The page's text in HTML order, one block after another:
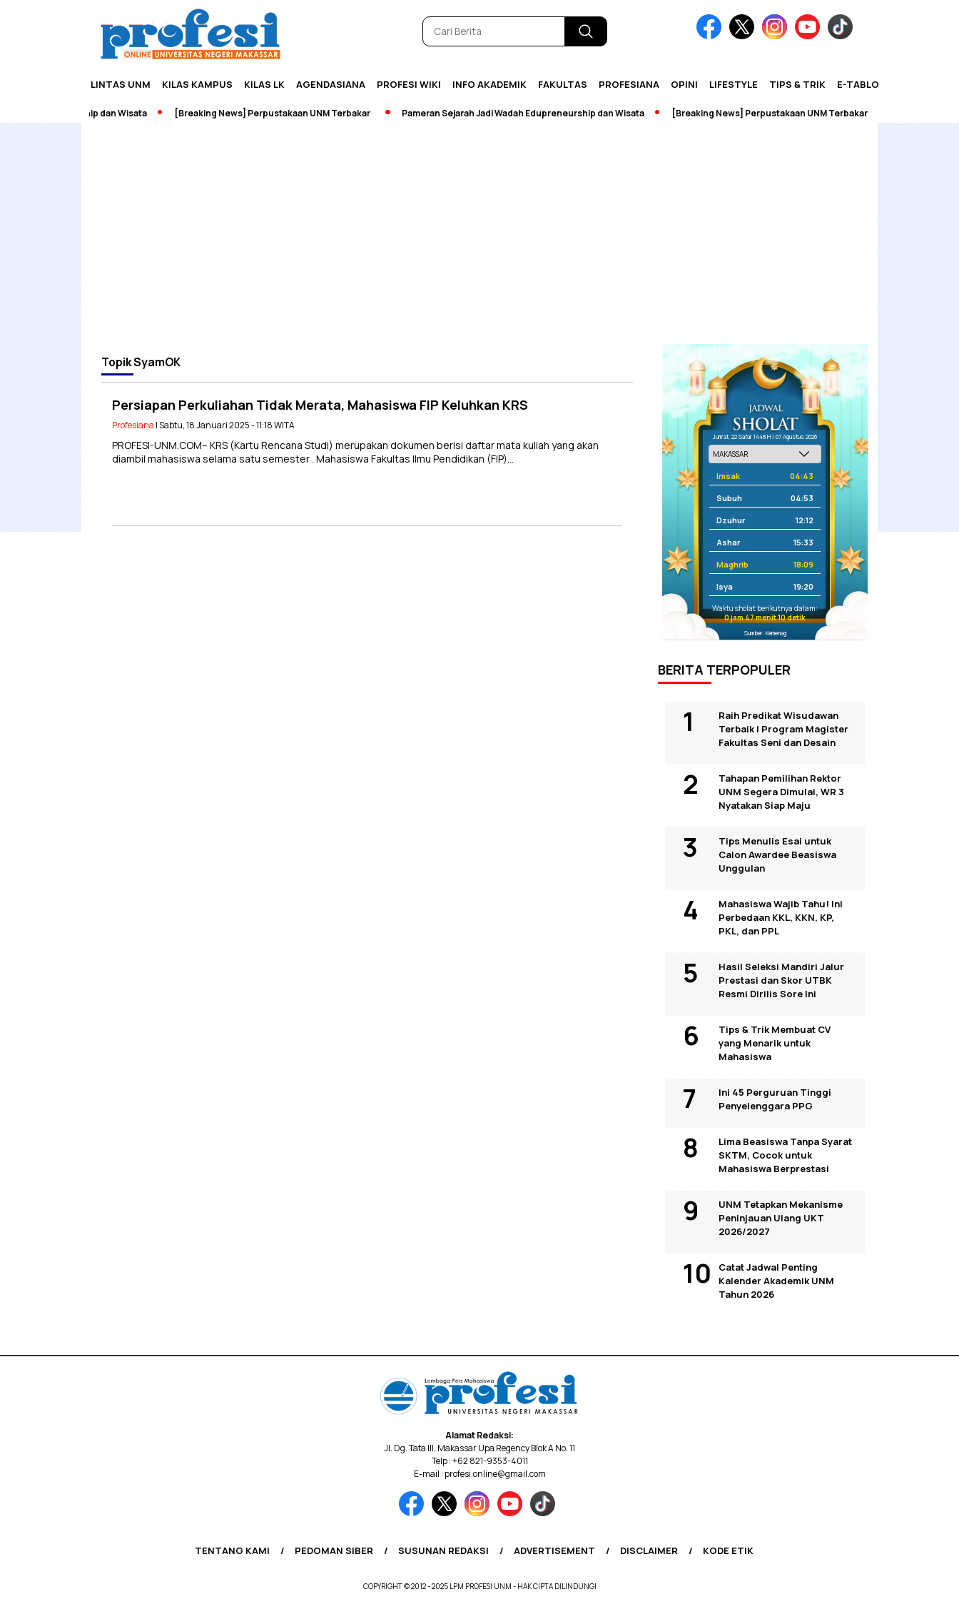
LINTAS UNM KILAS KAMPUS KILAS LK AGENDASIANA PROFESI WIKI INFO AKADEMIK FAKULTAS PROFESIANA OPINI LIFESTYLE TIPS & TRIK E-TABLOID
Edupreneurship dan Wisata [Breaking News] Perpustakaan UNM Terbakar Pameran Sejarah Jadi Wadah Edupreneurship dan Wisata [Breaking News] Perpustakaan UNM Terbakar
TopikSyamOK
Persiapan Perkuliahan Tidak Merata, Mahasiswa FIP Keluhkan KRS
Profesiana | Sabtu, 18 Januari 2025 - 11:18 WITA
PROFESI-UNM.COM– KRS (Kartu Rencana Studi) merupakan dokumen berisi daftar mata kuliah yang akan
diambil mahasiswa selama satu semester . Mahasiswa Fakultas Ilmu Pendidikan (FIP)…
Jum'at, 22 Safar 1448 H / 07 Agustus 2026
Imsak 04:43
Subuh 04:53
Dzuhur 12:12
Ashar 15:33
Maghrib 18:09
Isya 19:20
Waktu sholat berikutnya dalam:
0 jam 47 menit 10 detik
Sumber: Kemenag
BERITA TERPOPULER
Raih Predikat Wisudawan
Terbaik I Program Magister
Fakultas Seni dan Desain
Tahapan Pemilihan Rektor
UNM Segera Dimulai, WR 3
Nyatakan Siap Maju
Tips Menulis Esai untuk
Calon Awardee Beasiswa
Unggulan
Mahasiswa Wajib Tahu! Ini
Perbedaan KKL, KKN, KP,
PKL, dan PPL
Hasil Seleksi Mandiri Jalur
Prestasi dan Skor UTBK
Resmi Dirilis Sore Ini
Tips & Trik Membuat CV
yang Menarik untuk
Mahasiswa
Ini 45 Perguruan Tinggi
Penyelenggara PPG
Lima Beasiswa Tanpa Syarat
SKTM, Cocok untuk
Mahasiswa Berprestasi
UNM Tetapkan Mekanisme
Peninjauan Ulang UKT
2026/2027
Catat Jadwal Penting
Kalender Akademik UNM
Tahun 2026
Alamat Redaksi:
Jl. Dg. Tata III, Makassar Upa Regency Blok A No. 11
Telp : +62 821-9353-4011
E-mail : profesi.online@gmail.com
TENTANG KAMI PEDOMAN SIBER SUSUNAN REDAKSI ADVERTISEMENT DISCLAIMER KODE ETIK
COPYRIGHT © 2012 - 2025 LPM PROFESI UNM - HAK CIPTA DILINDUNGI